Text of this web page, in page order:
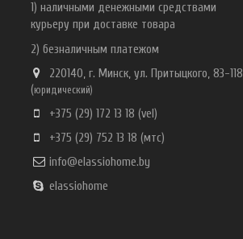
1) наличными денежными средствами
курьеру при доставке товара
2) безналичным платежом
220140, г. Минск, ул. Притыцкого, 83-118
(юридический)
+375 (29) 172 13 18 (vel)
+375 (29) 752 13 18 (мтс)
info@elassiohome.by
elassiohome